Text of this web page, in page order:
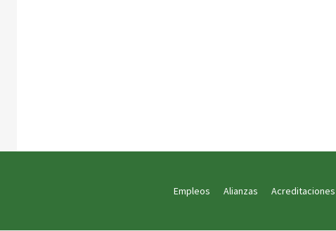
Empleos Alianzas Acreditaciones